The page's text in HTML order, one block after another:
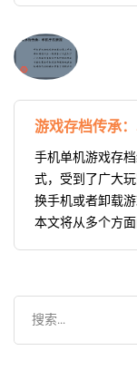
游戏存档传承
手机单机游戏存
式，受到了广大
换手机或者卸载
本文将从多个方
搜索...